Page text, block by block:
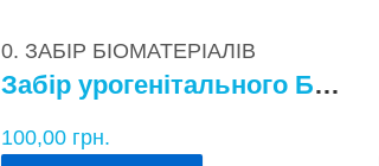
0. ЗАБІР БІОМАТЕРІАЛІВ
Забір урогенітального БМ у жінок
100,00 грн.